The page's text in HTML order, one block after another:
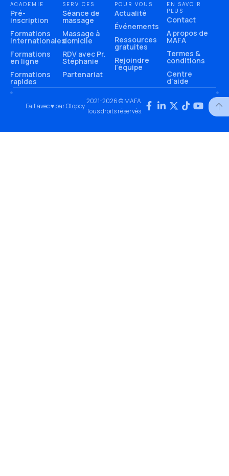
ACADEMIE
Pré-
inscription
Formations
internationales
Formations
en ligne
Formations
rapides
SERVICES
Séance de
massage
Massage à
domicile
RDV avec Pr.
Stéphanie
Partenariat
POUR VOUS
Actualité
Événements
Ressources
gratuites
Rejoindre
l’équipe
EN SAVOIR
PLUS
Contact
A propos de
MAFA
Termes &
conditions
Centre
d’aide
2021-2026 © MAFA.
Tous droits réservés.
Fait avec ♥ par Otopcy